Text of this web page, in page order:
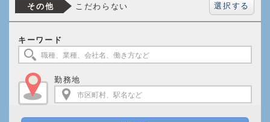
その他 こだわらない 選択する
キーワード
勤務地